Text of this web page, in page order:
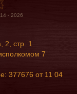
- 2026
2, стр. 1
7
377676 от 11 04